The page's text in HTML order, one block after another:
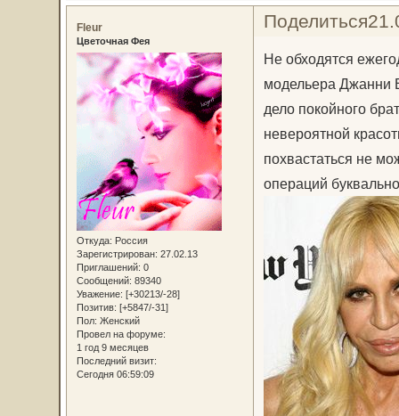
Поделиться
Fleur
Цветочная Фея
Откуда: Россия
Зарегистрирован: 27.02.13
Приглашений: 0
Сообщений: 89340
Уважение: [+30213/-28]
Позитив: [+5847/-31]
Пол: Женский
Провел на форуме:
1 год 9 месяцев
Последний визит:
Сегодня 06:59:09
Не обходятся
модельера Джанни
дело покойного
невероятной
похвастаться не
операций